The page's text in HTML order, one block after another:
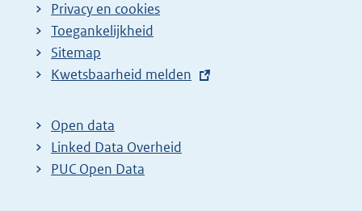
Privacy en cookies
Toegankelijkheid
Sitemap
E
t
e
r
Kwetsbaarheid melden
Open data
Linked Data Overheid
PUC Open Data